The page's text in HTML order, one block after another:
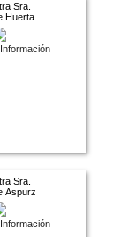
Sra.
Huerta
Sra.
Aspurz